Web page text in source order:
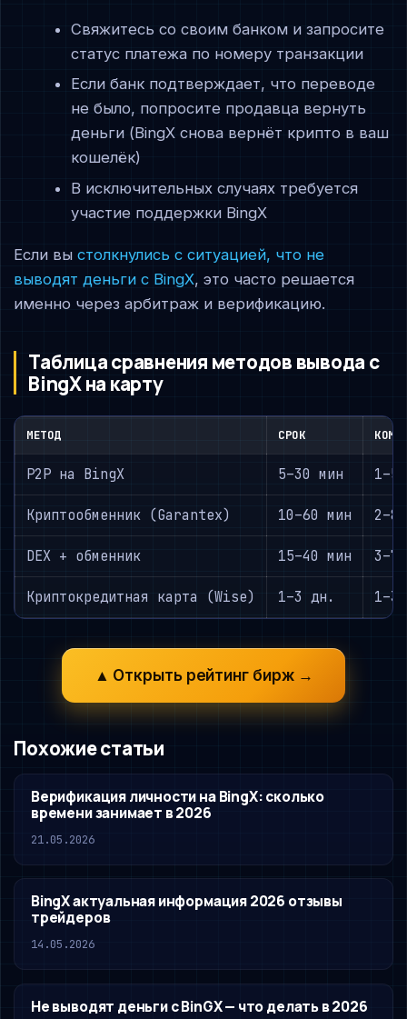
Свяжитесь со своим банком и запросите
статус платежа по номеру транзакции
Если банк подтверждает, что переводе
не было, попросите продавца вернуть
деньги (BingX снова вернёт крипто в ваш
кошелёк)
В исключительных случаях требуется
участие поддержки BingX
Если выстолкнулись с ситуацией, что не
выводят деньги с BingX, это часто решается
именно через арбитраж и верификацию.
Таблица сравнения методов вывода с
BingX на карту
МЕТОД СРОК
P2P на BingX 5–30 мин 1–5%
Криптообменник (Garantex) 10–60 мин 2–8%
DEX + обменник 15–40 мин 3–7%
Криптокредитная карта (Wise) 1–3 дн. 1–3%
▲ Открыть рейтинг бирж →
Похожие статьи
Верификация личности на BingX: сколько
времени занимает в 2026
21.05.2026
BingX актуальная информация 2026 отзывы
трейдеров
14.05.2026
Не выводят деньги с BinGX — что делать в 2026